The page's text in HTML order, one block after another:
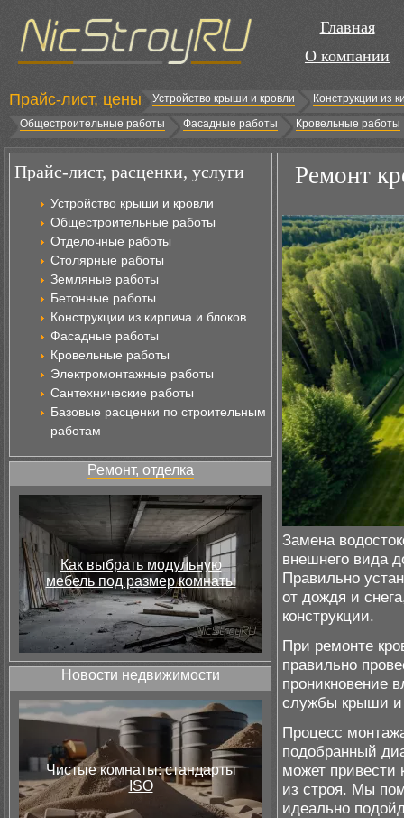
Главная
О компании
Прайс-лист, цены Устройство крыши и кровли
Конструкции из
Общестроительные работы
Фасадные работы Кровельные работы
Прайс-лист, расценки, услуги
Устройство крыши и кровли
Общестроительные работы
Отделочные работы
Столярные работы
Земляные работы
Бетонные работы
Конструкции из кирпича и блоков
Фасадные работы
Кровельные работы
Электромонтажные работы
Сантехнические работы
Базовые расценки по строительным
работам
Ремонт, отделка
Как выбрать модульную
мебель под размер комнаты
Новости недвижимости
Чистые комнаты: стандарты
ISO
Ремонт
Замена
внешнего вида
Правильно
от дождя и
конструкции.
При ремонте
правильно
проникновение
службы крыши и
Процесс
подобранный
может привести
из строя. Мы
идеально